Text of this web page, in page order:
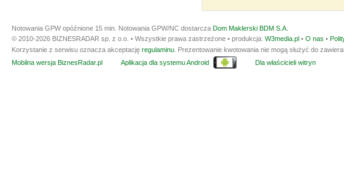
Notowania GPW opóźnione 15 min. Notowania GPW/NC dostarcza Dom Maklerski BDM S.A.
© 2010-2026 BIZNESRADAR sp. z o.o. • Wszystkie prawa zastrzeżone • produkcja: W3media.pl • O nas •
Korzystanie z serwisu oznacza akceptację regulaminu . Prezentowanie kwotowania nie mogą służyć do
Mobilna wersja BiznesRadar.pl
Aplikacja dla systemu Android Dla właścicieli witryn